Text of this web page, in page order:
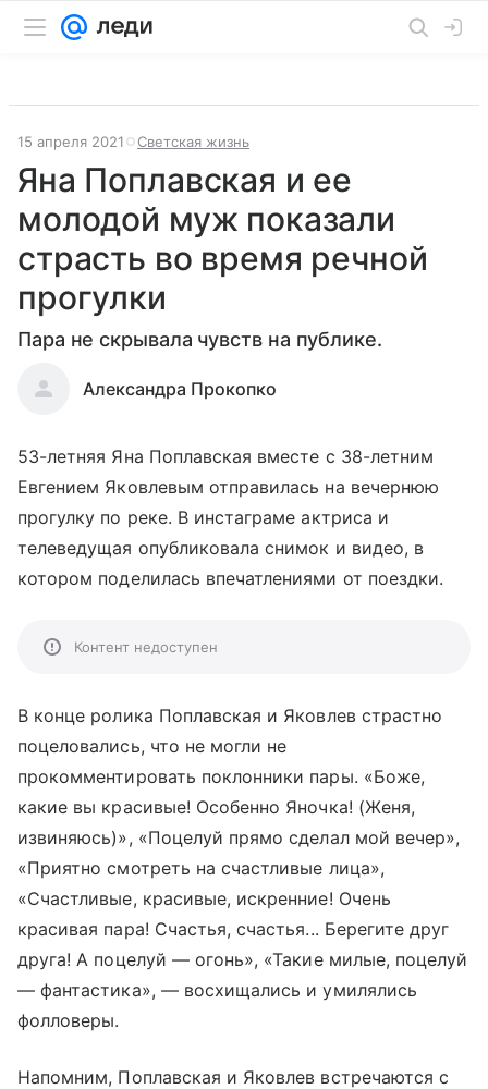
15 апреля 2021 Светская жизнь
Яна Поплавская и ее
молодой муж показали
страсть во время речной
прогулки
Пара не скрывала чувств на публике.
Александра Прокопко
53-летняя Яна Поплавская вместе с 38-летним
Евгением Яковлевым отправилась на вечернюю
прогулку по реке. В инстаграме актриса и
телеведущая опубликовала снимок и видео, в
котором поделилась впечатлениями от поездки.
Контент недоступен
В конце ролика Поплавская и Яковлев страстно
поцеловались, что не могли не
прокомментировать поклонники пары. «Боже,
какие вы красивые! Особенно Яночка! (Женя,
извиняюсь)», «Поцелуй прямо сделал мой вечер»,
«Приятно смотреть на счастливые лица»,
«Счастливые, красивые, искренние! Очень
красивая пара! Счастья, счастья... Берегите друг
друга! А поцелуй — огонь», «Такие милые, поцелуй
— фантастика», — восхищались и умилялись
фолловеры.
Напомним, Поплавская и Яковлев встречаются с